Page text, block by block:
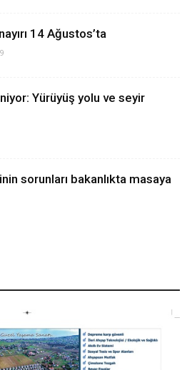
14 Ağustos’ta
Yürüyüş yolu ve seyir
sorunları bakanlıkta masaya